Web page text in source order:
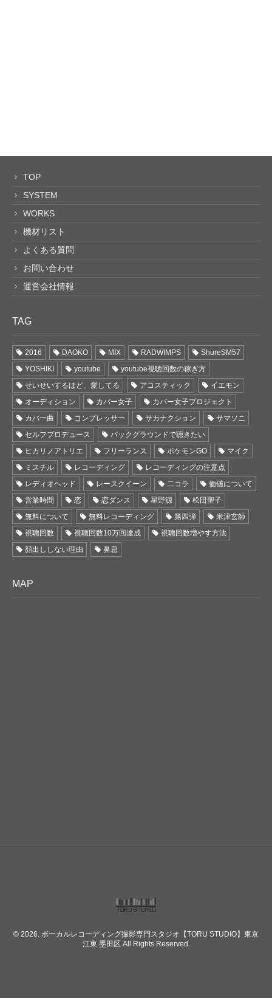
TOP
SYSTEM
WORKS
機材リスト
よくある質問
お問い合わせ
運営会社情報
TAG
2016 DAOKO MIX RADWIMPS
ShureSM57
YOSHIKI
youtube
youtube視聴回数の稼ぎ方
せいせいするほど、愛してる
アコスティック
イエモン
オーディション
カバー女子
カバー女子プロジェクト
カバー曲
コンプレッサー サカナクション
サマソニ
セルフプロデュース
バックグラウンドで聴きたい
ヒカリノアトリエ
フリーランス ポケモンGO
マイク
ミスチル
レコーディング
レコーディングの注意点
レディオヘッド
レースクイーン 二コラ
価値について
営業時間
恋 恋ダンス 星野源
松田聖子
無料について
無料レコーディング 第四弾
米津玄師
視聴回数
視聴回数10万回達成
視聴回数増やす方法
顔出ししない理由
鼻息
MAP
© 2026. ボーカルレコーディング撮影専門スタジオ【TORU STUDIO】東京
江東 墨田区 All Rights Reserved.